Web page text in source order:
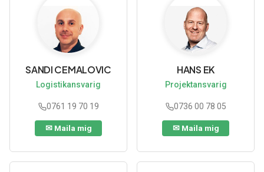
SANDI CEMALOVIC
Logistikansvarig
0761 19 70 19
HANS EK
Projektansvarig
0736 00 78 05